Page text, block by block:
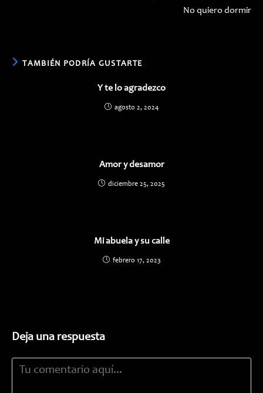
No quiero dormir
TAMBIÉN PODRÍA GUSTARTE
Y te lo agradezco
agosto 2, 2024
Amor y desamor
diciembre 25, 2025
Mi abuela y su calle
febrero 17, 2023
Deja una respuesta
Comentario